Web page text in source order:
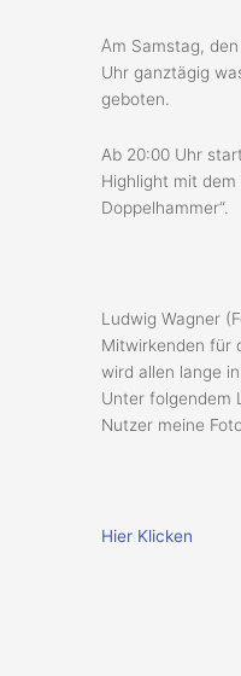
Am Samstag,
Uhr ganztägig
geboten.
Ab 20:00 Uhr
Highlight mit dem
Doppelhammer“.
Ludwig Wagner
Mitwirkenden für
wird allen lange
Unter folgendem
Nutzer meine
Hier Klicken